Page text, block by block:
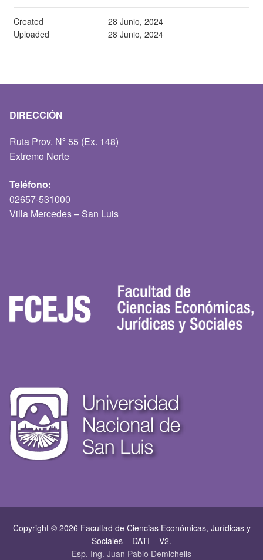
Created
28 Junio, 2024
Uploaded
28 Junio, 2024
DIRECCIÓN
Ruta Prov. Nº 55 (Ex. 148)
Extremo Norte
Teléfono:
02657-531000
Villa Mercedes – San Luis
Copyright © 2026 Facultad de Ciencias Económicas, Jurí­dicas y
Sociales – DATI – V2.
Esp. Ing. Juan Pablo Demichelis